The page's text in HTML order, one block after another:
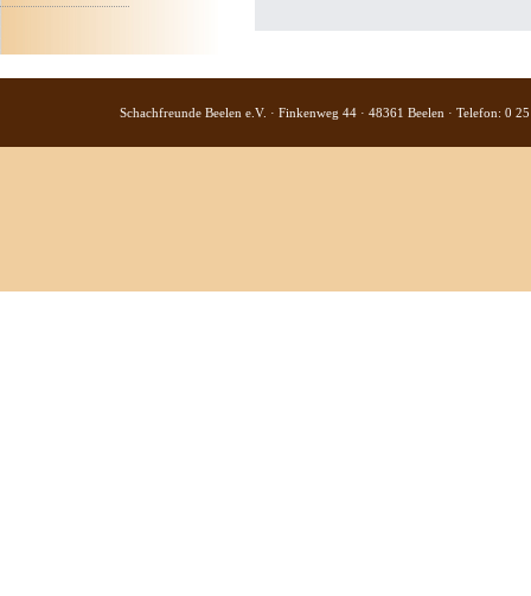
Schachfreunde Beelen e.V. · Finkenweg 44 · 48361 Beelen · Telefon: 0